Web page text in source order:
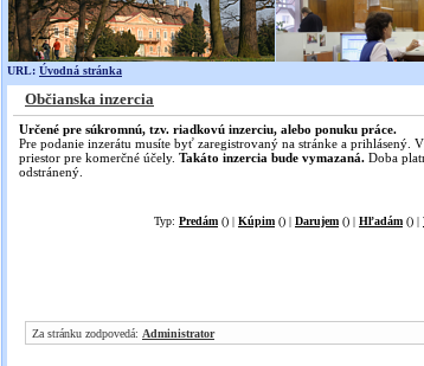
URL: Úvodná stránka
Občianska inzercia
Určené pre súkromnú, tzv. riadkovú inzerciu, alebo ponuku práce.
Pre podanie inzerátu musíte byť zaregistrovaný na stránke a
priestor pre komerčné účely. Takáto inzercia bude vymazaná. Doba
odstránený.
Typ: Predám () | Kúpim () | Darujem () | Hľadám () |
Za stránku zodpovedá: Administrator